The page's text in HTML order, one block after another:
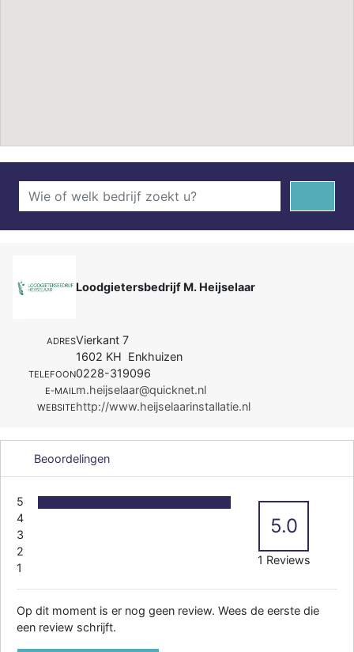
Loodgietersbedrijf M. Heijselaar
ADRESVierkant 7
1602 KH Enkhuizen
TELEFOON0228-319096
E-MAILm.heijselaar@quicknet.nl
WEBSITEhttp://www.heijselaarinstallatie.nl
Beoordelingen
5
4
3
2
1
5.0
1 Reviews
Op dit moment is er nog geen review. Wees de eerste die
een review schrijft.